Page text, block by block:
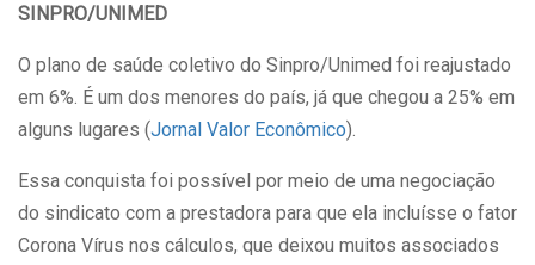
SINPRO/UNIMED
O plano de saúde coletivo do Sinpro/Unimed foi reajustado
em 6%. É um dos menores do país, já que chegou a 25% em
alguns lugares (Jornal Valor Econômico).
Essa conquista foi possível por meio de uma negociação
do sindicato com a prestadora para que ela incluísse o fator
Corona Vírus nos cálculos, que deixou muitos associados